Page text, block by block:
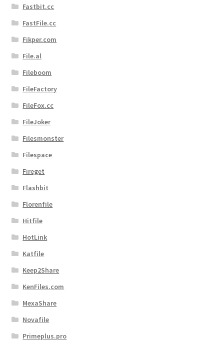
Fastbit.cc
FastFile.cc
Fikper.com
File.al
Fileboom
FileFactory
FileFox.cc
FileJoker
Filesmonster
Filespace
Fireget
Flashbit
Florenfile
Hitfile
HotLink
Katfile
Keep2Share
KenFiles.com
MexaShare
Novafile
Primeplus.pro